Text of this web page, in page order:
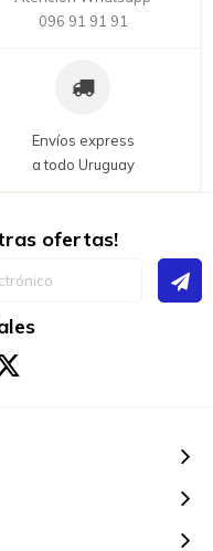
096 91 91 91
Envíos express
a todo Uruguay
ofertas!